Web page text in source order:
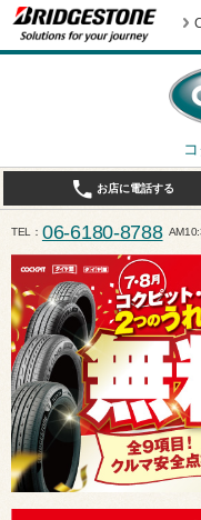
お店に電話する
TEL 06-6180-8788